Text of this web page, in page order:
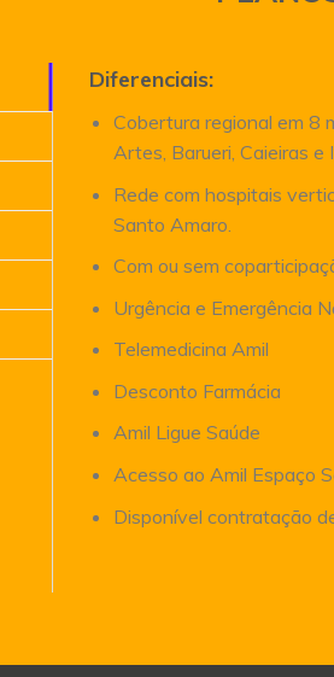
Diferenciais:
Cobertura regional em 8
Artes, Barueri, Caieiras e
Rede com hospitais
Santo Amaro.
Com ou sem
Urgência e Emergência
Telemedicina Amil
Desconto Farmácia
Amil Ligue Saúde
Acesso ao Amil Espaço
Disponível contratação